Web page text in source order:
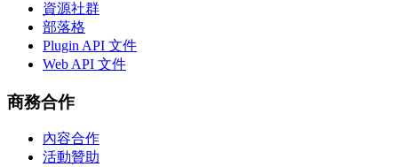
資源社群
部落格
Plugin API 文件
Web API 文件
商務合作
內容合作
活動贊助